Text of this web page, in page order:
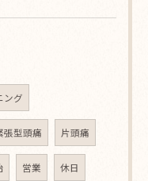
ング
張型頭痛 片頭痛
営業 休日